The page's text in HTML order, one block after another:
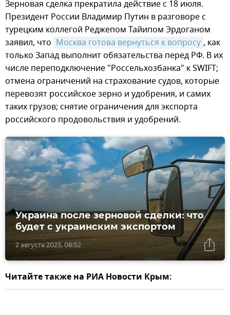
Зерновая сделка прекратила действие с 18 июля.
Президент России Владимир Путин в разговоре с
турецким коллегой Реджепом Тайипом Эрдоганом
заявил, что Москва готова вернуться к вопросу , как
только Запад выполнит обязательства перед РФ. В их
числе переподключение "Россельхозбанка" к SWIFT;
отмена ограничений на страхование судов, которые
перевозят российское зерно и удобрения, и самих
таких грузов; снятие ограничения для экспорта
российского продовольствия и удобрений.
2 августа 2023, 08:52
Украина после зерновой сделки: что
будет с украинским экспортом
Читайте также на РИА Новости Крым: